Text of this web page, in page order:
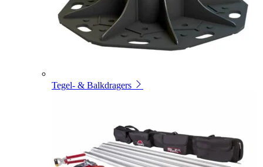
Tegel- & Balkdragers